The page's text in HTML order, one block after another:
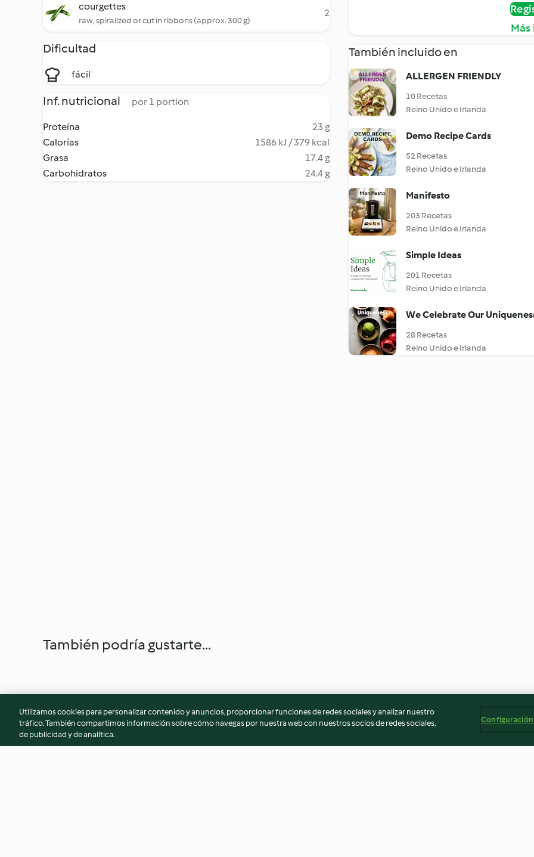
courgettes
raw, spiralized or cut in ribbons (approx. 300 g)
2
Dificultad
fácil
Inf. nutricional por 1 portion
Proteína
23 g
Calorías
1586 kJ / 379 kcal
Grasa
17.4 g
Carbohidratos
24.4 g
También incluido en
ALLERGEN FRIENDLY
10 Recetas
Reino Unido e Irlanda
Demo Recipe Cards
52 Recetas
Reino Unido e Irlanda
Manifesto
203 Recetas
Reino Unido e Irlanda
Simple Ideas
201 Recetas
Reino Unido e Irlanda
We Celebrate Our
28 Recetas
Reino Unido e Irlanda
También podría gustarte...
Utilizamos cookies para personalizar contenido y anuncios, proporcionar funciones de redes sociales y analizar nuestro
tráfico. También compartimos información sobre cómo navegas por nuestra web con nuestros socios de redes sociales,
de publicidad y de analítica.
Configuración